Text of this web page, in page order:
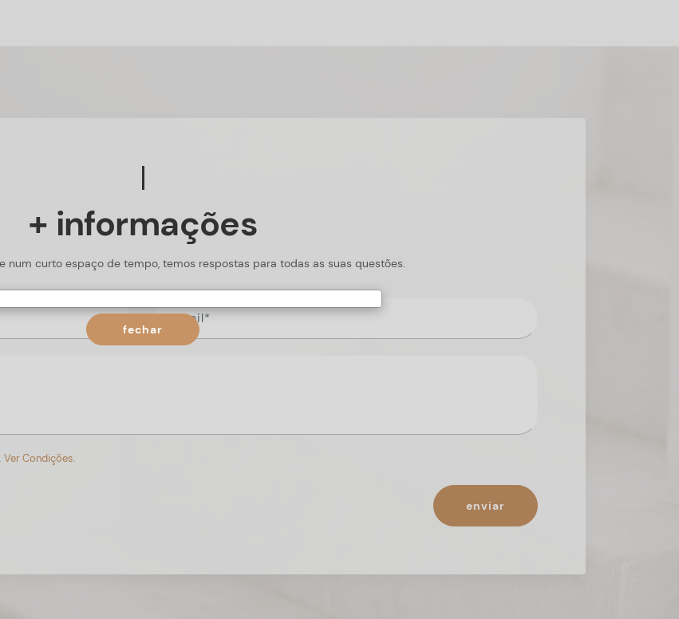
+ informações
num curto espaço de tempo, temos respostas para todas as suas questões.
Ver Condições.
enviar
fechar